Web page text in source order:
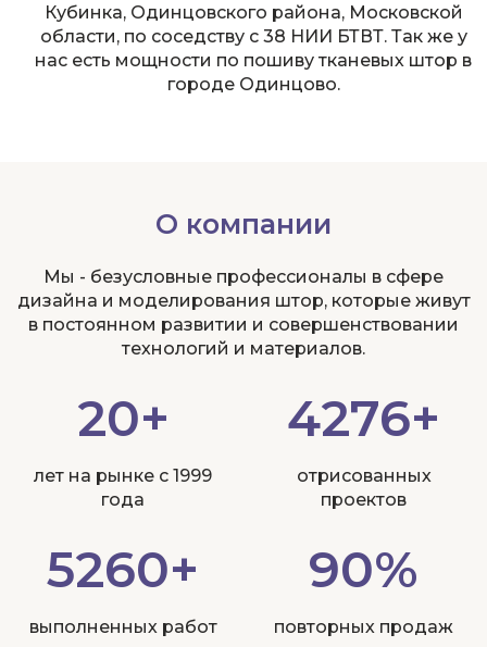
Кубинка, Одинцовского района, Московской
области, по соседству с 38 НИИ БТВТ. Так же у
нас есть мощности по пошиву тканевых штор в
городе Одинцово.
О компании
Мы - безусловные профессионалы в сфере
дизайна и моделирования штор, которые живут
в постоянном развитии и совершенствовании
технологий и материалов.
20+
лет на рынке с 1999
года
4276+
отрисованных
проектов
5260+
выполненных работ
90%
повторных продаж